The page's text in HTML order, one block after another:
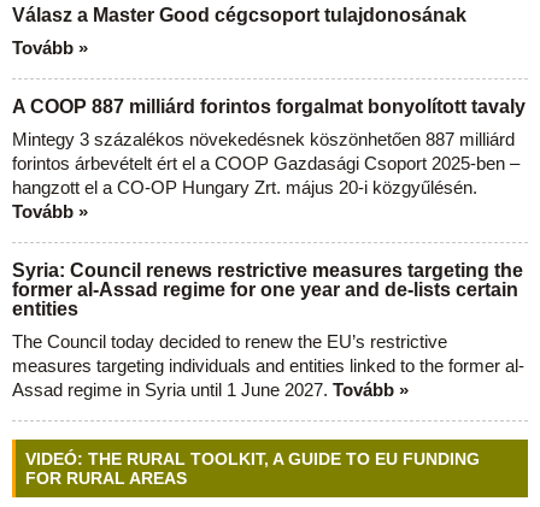
Válasz a Master Good cégcsoport tulajdonosának
Tovább »
A COOP 887 milliárd forintos forgalmat bonyolított tavaly
Mintegy 3 százalékos növekedésnek köszönhetően 887 milliárd
forintos árbevételt ért el a COOP Gazdasági Csoport 2025-ben –
hangzott el a CO-OP Hungary Zrt. május 20-i közgyűlésén.
Tovább »
Syria: Council renews restrictive measures targeting the
former al-Assad regime for one year and de-lists certain
entities
The Council today decided to renew the EU’s restrictive
measures targeting individuals and entities linked to the former al-
Assad regime in Syria until 1 June 2027. Tovább »
VIDEÓ: THE RURAL TOOLKIT, A GUIDE TO EU FUNDING
FOR RURAL AREAS